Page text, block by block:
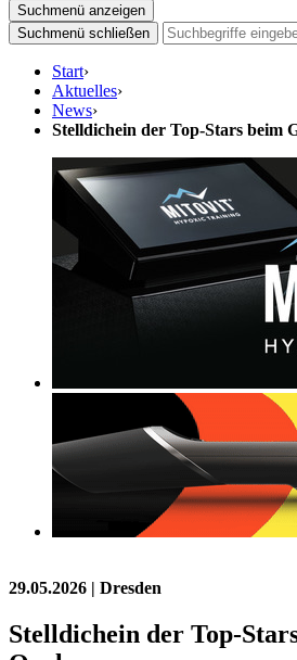
Suchmenü anzeigen
Suchmenü schließen
Start›
Aktuelles›
News›
Stelldichein der Top-Stars beim
29.05.2026 | Dresden
Stelldichein der Top-